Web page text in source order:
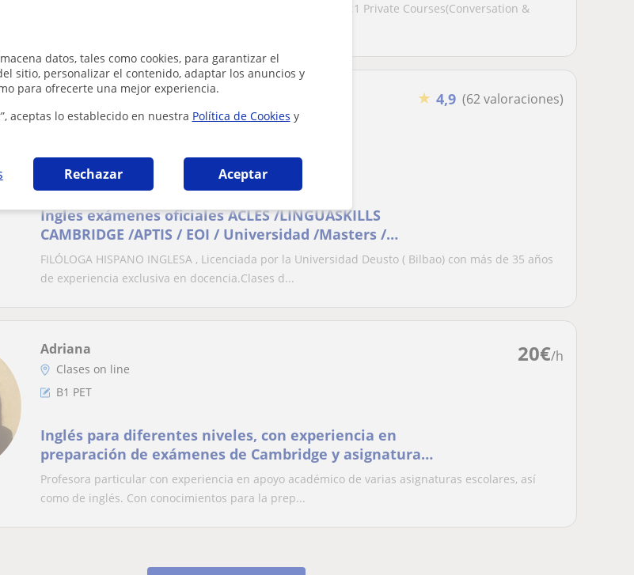
datos, tales como cookies, para garantizar el
sitio, personalizar el contenido, adaptar los anuncios y
para ofrecerte una mejor experiencia.
aceptas lo establecido en nuestra Política de Cookies y
Rechazar Aceptar
Cursos Profesionales por EspecialidadHospitality English 1:1 Private Courses(Conversation &
★ 4,9 (62 valoraciones)
Mónica.Centro de Estudios Personalizados
Profesor Verificado
B1 PET
Ingles exámenes oficiales ACLES /LINGUASKILLS
CAMBRIDGE /APTIS / EOI / Universidad /Masters /
Erasmus / BACH / ESO /
FILÓLOGA HISPANO INGLESA , Licenciada por la Universidad Deusto ( Bilbao) con más de 35 años
de experiencia exclusiva en docencia.Clases d...
20€/h
Adriana
Clases on line
B1 PET
Inglés para diferentes niveles, con experiencia en
preparación de exámenes de Cambridge y asignaturas
de IGCSE/A-Levels.
Profesora particular con experiencia en apoyo académico de varias asignaturas escolares, así
como de inglés. Con conocimientos para la prep...